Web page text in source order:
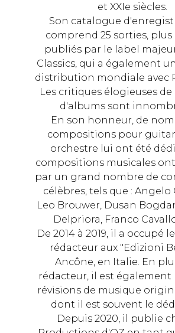
et XXIe siècles.
Son catalogue
comprend 25 sorties, plus
publiés par le label
Classics, qui a également
distribution mondiale avec
Les critiques élogieuses de
d'albums sont
En son honneur, de
compositions pour
orchestre lui ont été
compositions musicales
par un grand nombre de
célèbres, tels que : Angelo
Leo Brouwer, Dusan
Delpriora, Franco
De 2014 à 2019, il a occupé
rédacteur aux "Edizioni
Ancône, en Italie. En
rédacteur, il est également
révisions de musique
dont il est souvent le
Depuis 2020, il publie